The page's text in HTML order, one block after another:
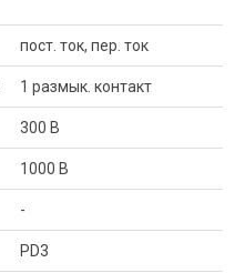
пост. ток, пер. ток
1 размык. контакт
300 В
1000 В
-
PD3